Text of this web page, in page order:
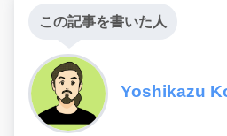
この記事を書いた人
Yoshikazu